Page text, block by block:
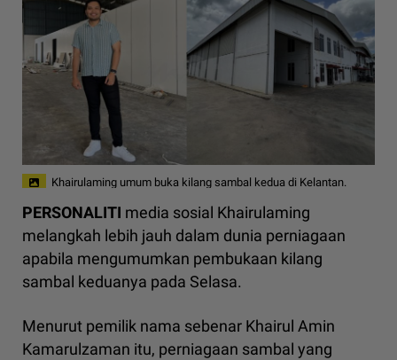
Khairulaming umum buka kilang sambal kedua di Kelantan.
PERSONALITI media sosial Khairulaming
melangkah lebih jauh dalam dunia perniagaan
apabila mengumumkan pembukaan kilang
sambal keduanya pada Selasa.
Menurut pemilik nama sebenar Khairul Amin
Kamarulzaman itu, perniagaan sambal yang